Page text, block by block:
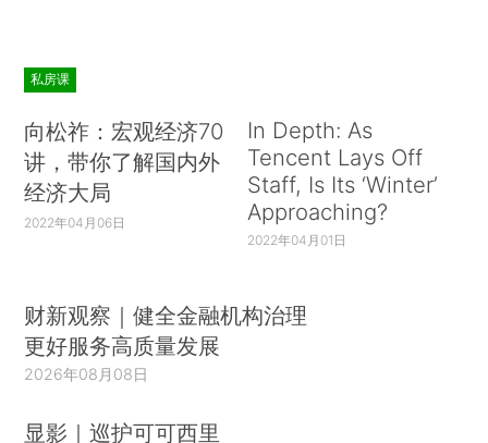
私房课
向松祚：宏观经济70
讲，带你了解国内外
经济大局
2022年04月06日
In Depth: As
Tencent Lays Off
Staff, Is Its ‘Winter’
Approaching?
2022年04月01日
财新观察｜健全金融机构治理
更好服务高质量发展
2026年08月08日
显影｜巡护可可西里